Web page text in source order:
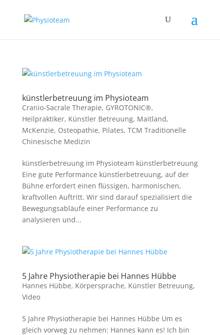
künstlerbetreuung im Physioteam
Cranio-Sacrale Therapie, GYROTONIC®,
Heilpraktiker, Künstler Betreuung, Maitland,
McKenzie, Osteopathie, Pilates, TCM Traditionelle
Chinesische Medizin
künstlerbetreuung im Physioteam künstlerbetreuung
Eine gute Performance künstlerbetreuung, auf der
Bühne erfordert einen flüssigen, harmonischen,
kraftvollen Auftritt. Wir sind darauf spezialisiert die
Bewegungsabläufe einer Performance zu
analysieren und...
5 Jahre Physiotherapie bei Hannes Hübbe
Hannes Hübbe, Körpersprache, Künstler Betreuung,
Video
5 Jahre Physiotherapie bei Hannes Hübbe Um es
gleich vorweg zu nehmen: Hannes kann es! Ich bin